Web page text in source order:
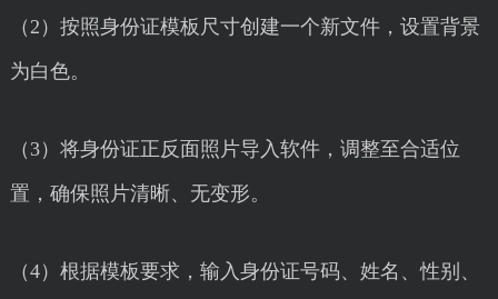
（2）按照身份证模板尺寸创建一个新文件，设置背景
为白色。
（3）将身份证正反面照片导入软件，调整至合适位
置，确保照片清晰、无变形。
（4）根据模板要求，输入身份证号码、姓名、性别、